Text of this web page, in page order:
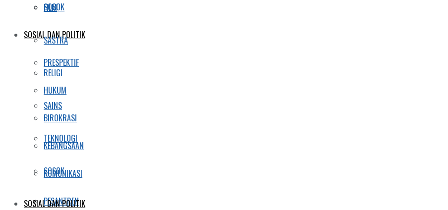
SOSOK
SOSIAL DAN POLITIK
PRESPEKTIF
HUKUM
BIROKRASI
KEBANGSAAN
KOMUNIKASI
PESANTREN
FILM
SASTRA
RELIGI
SAINS
TEKNOLOGI
SOSOK
SOSIAL DAN POLITIK